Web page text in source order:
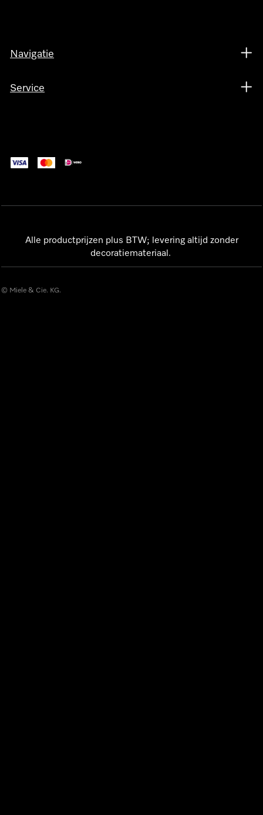
Navigatie
Service
Alle productprijzen plus BTW; levering altijd zonder
decoratiemateriaal.
© Miele & Cie. KG.